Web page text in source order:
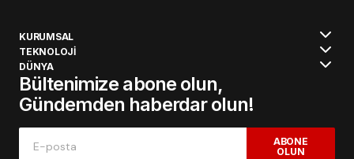
KURUMSAL
TEKNOLOJİ
DÜNYA
Bültenimize abone olun,
Gündemden haberdar olun!
ABONE
OLUN